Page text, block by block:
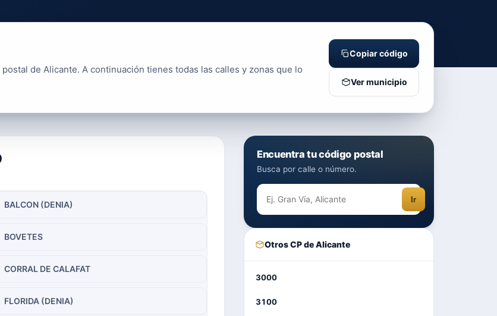
de Alicante. A continuación tienes todas las calles y zonas que lo
Copiar código
Ver municipio
BALCON (DENIA)
BOVETES
CORRAL DE CALAFAT
FLORIDA (DENIA)
Encuentra tu código postal
Busca por calle o número.
Ir
Otros CP de Alicante
3000
3100